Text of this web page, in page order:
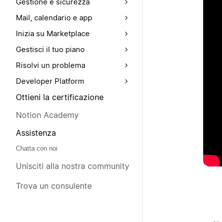
Mail, calendario e app
Inizia su Marketplace
Gestisci il tuo piano
Risolvi un problema
Developer Platform
Ottieni la certificazione
Notion Academy
Assistenza
Chatta con noi
Unisciti alla nostra community
Trova un consulente